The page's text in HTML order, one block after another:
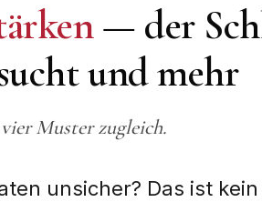
— der
und mehr
Muster zugleich.
unsicher? Das ist kein